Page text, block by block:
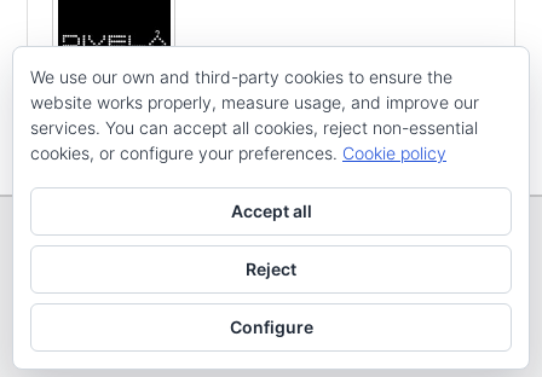
Copyright © ECV ARENAL EMEVETodos os dereitos reservados
Tema: Catch Evolution por
We use our own and third-party cookies to ensure the
website works properly, measure usage, and improve our
services. You can accept all cookies, reject non-essential
cookies, or configure your preferences. Cookie policy
Accept all
Reject
Configure